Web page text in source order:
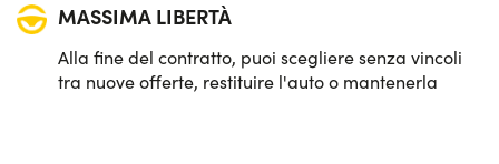
MASSIMA LIBERTÀ
Alla fine del contratto, puoi scegliere senza vincoli
tra nuove offerte, restituire l'auto o mantenerla